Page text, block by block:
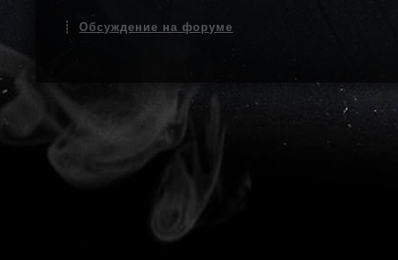
Обсуждение на форуме